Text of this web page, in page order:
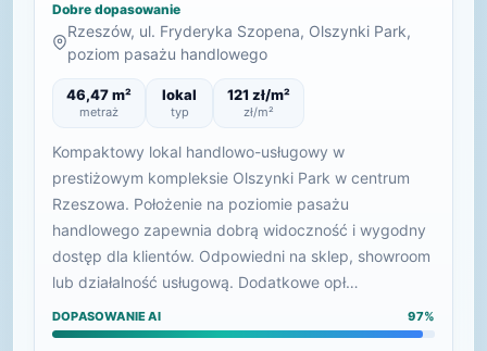
Dobre dopasowanie
Rzeszów, ul. Fryderyka Szopena, Olszynki Park,
poziom pasażu handlowego
46,47 m²
metraż
lokal
typ
121 zł/m²
zł/m²
Kompaktowy lokal handlowo-usługowy w
prestiżowym kompleksie Olszynki Park w centrum
Rzeszowa. Położenie na poziomie pasażu
handlowego zapewnia dobrą widoczność i wygodny
dostęp dla klientów. Odpowiedni na sklep, showroom
lub działalność usługową. Dodatkowe opł…
DOPASOWANIE AI 97%